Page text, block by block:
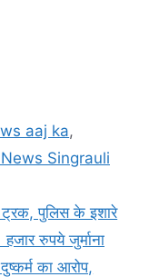
aaj ka,
Singrauli
पुलिस के इशारे
रुपये जुर्माना
का आरोप,